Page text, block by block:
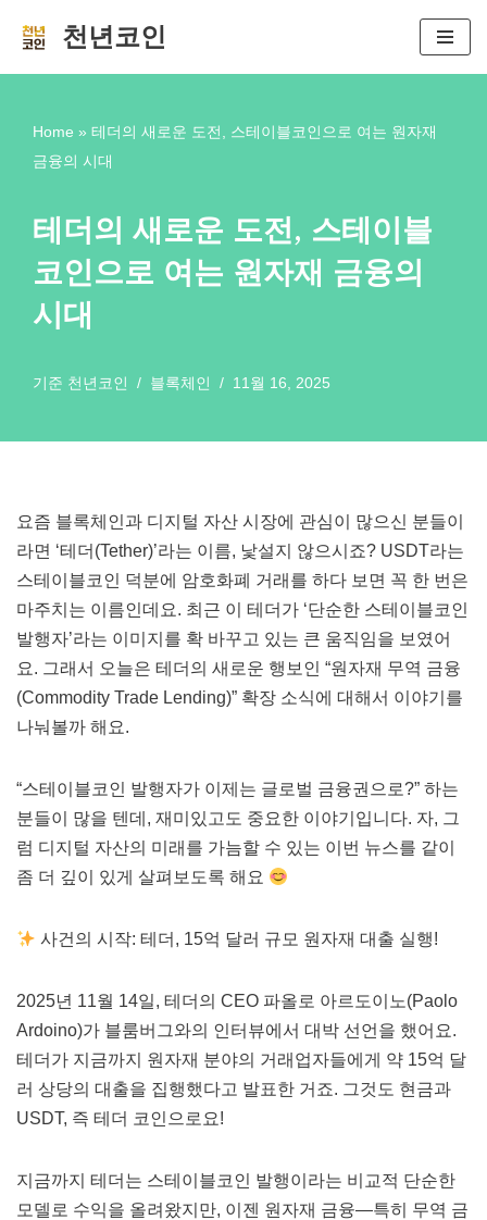
천년코인
Home » 테더의 새로운 도전, 스테이블코인으로 여는 원자재
금융의 시대
테더의 새로운 도전, 스테이블
코인으로 여는 원자재 금융의
시대
기준 천년코인 블록체인 11월 16, 2025
요즘 블록체인과 디지털 자산 시장에 관심이 많으신 분들이
라면 ‘테더(Tether)’라는 이름, 낯설지 않으시죠? USDT라는
스테이블코인 덕분에 암호화폐 거래를 하다 보면 꼭 한 번은
마주치는 이름인데요. 최근 이 테더가 ‘단순한 스테이블코인
발행자’라는 이미지를 확 바꾸고 있는 큰 움직임을 보였어
요. 그래서 오늘은 테더의 새로운 행보인 “원자재 무역 금융
(Commodity Trade Lending)” 확장 소식에 대해서 이야기를
나눠볼까 해요.
“스테이블코인 발행자가 이제는 글로벌 금융권으로?” 하는
분들이 많을 텐데, 재미있고도 중요한 이야기입니다. 자, 그
럼 디지털 자산의 미래를 가늠할 수 있는 이번 뉴스를 같이
좀 더 깊이 있게 살펴보도록 해요
사건의 시작: 테더, 15억 달러 규모 원자재 대출 실행!
2025년 11월 14일, 테더의 CEO 파올로 아르도이노(Paolo
Ardoino)가 블룸버그와의 인터뷰에서 대박 선언을 했어요.
테더가 지금까지 원자재 분야의 거래업자들에게 약 15억 달
러 상당의 대출을 집행했다고 발표한 거죠. 그것도 현금과
USDT, 즉 테더 코인으로요!
지금까지 테더는 스테이블코인 발행이라는 비교적 단순한
모델로 수익을 올려왔지만, 이젠 원자재 금융—특히 무역 금